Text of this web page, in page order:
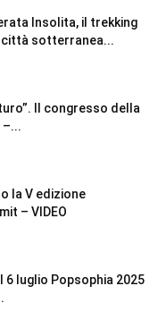
Insolita, il trekking
sotterranea...
Il congresso della
–...
la V edizione
– VIDEO
6 luglio Popsophia 2025